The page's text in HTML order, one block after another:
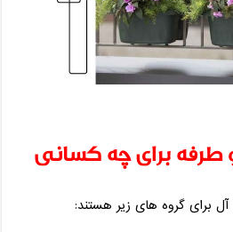
طرفه برای چه کسانی
برای گروه ‌های زیر هستند: